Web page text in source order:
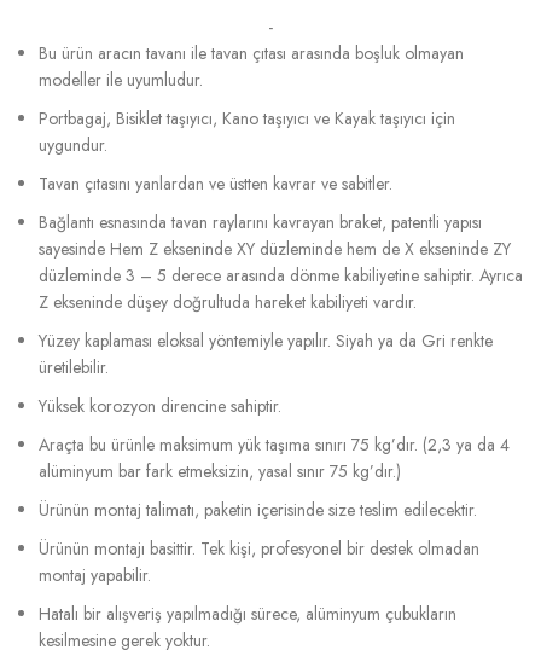
-
Bu ürün aracın tavanı ile tavan çıtası arasında boşluk olmayan
modeller ile uyumludur.
Portbagaj, Bisiklet taşıyıcı, Kano taşıyıcı ve Kayak taşıyıcı için
uygundur.
Tavan çıtasını yanlardan ve üstten kavrar ve sabitler.
Bağlantı esnasında tavan raylarını kavrayan braket, patentli yapısı
sayesinde Hem Z ekseninde XY düzleminde hem de X ekseninde ZY
düzleminde 3 – 5 derece arasında dönme kabiliyetine sahiptir. Ayrıca
Z ekseninde düşey doğrultuda hareket kabiliyeti vardır.
Yüzey kaplaması eloksal yöntemiyle yapılır. Siyah ya da Gri renkte
üretilebilir.
Yüksek korozyon direncine sahiptir.
Araçta bu ürünle maksimum yük taşıma sınırı 75 kg’dır. (2,3 ya da 4
alüminyum bar fark etmeksizin, yasal sınır 75 kg’dır.)
Ürünün montaj talimatı, paketin içerisinde size teslim edilecektir.
Ürünün montajı basittir. Tek kişi, profesyonel bir destek olmadan
montaj yapabilir.
Hatalı bir alışveriş yapılmadığı sürece, alüminyum çubukların
kesilmesine gerek yoktur.